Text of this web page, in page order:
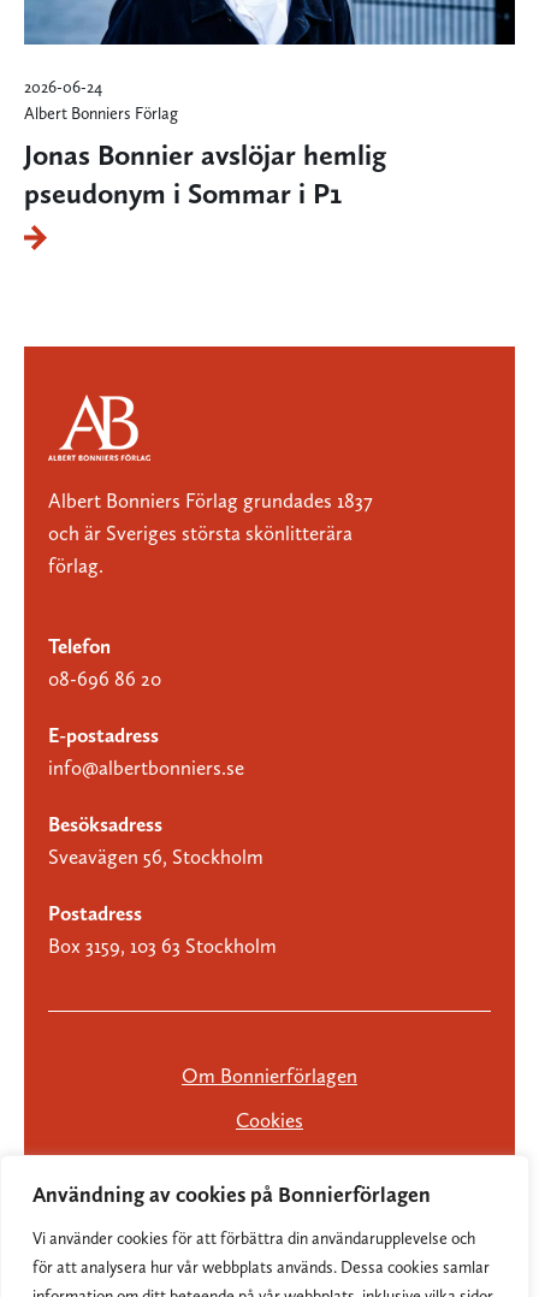
Användning av cookies på Bonnierförlagen
Vi använder cookies för att förbättra din användarupplevelse och
för att analysera hur vår webbplats används. Dessa cookies samlar
2026-06-24
Albert Bonniers Förlag
Jonas Bonnier avslöjar hemlig
pseudonym i Sommar i P1
Albert Bonniers Förlag grundades 1837
och är Sveriges största skönlitterära
förlag.
Telefon
08-696 86 20
E-postadress
info@albertbonniers.se
Besöksadress
Sveavägen 56, Stockholm
Postadress
Box 3159, 103 63 Stockholm
Om Bonnierförlagen
Cookies